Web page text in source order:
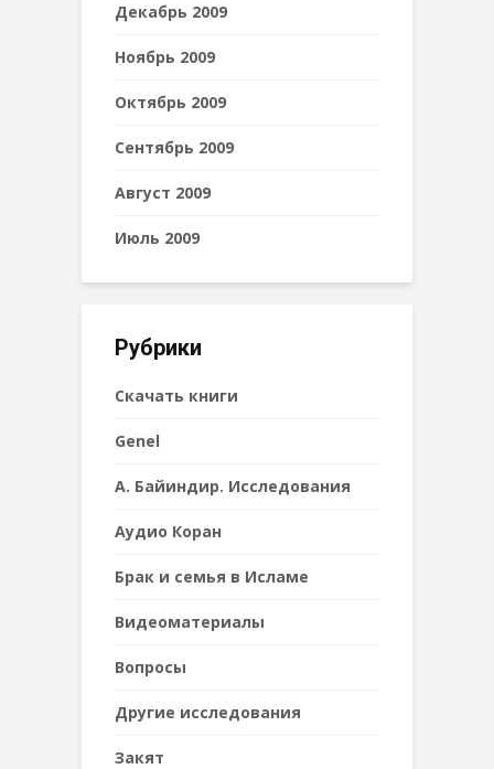
Декабрь 2009
Ноябрь 2009
Октябрь 2009
Сентябрь 2009
Август 2009
Июль 2009
Рубрики
Cкачать книги
Genel
А. Байиндир. Исследования
Аудио Коран
Брак и семья в Исламе
Видеоматериалы
Вопросы
Другие исследования
Закят